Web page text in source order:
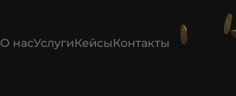
О насУслугиКейсыКонтакты